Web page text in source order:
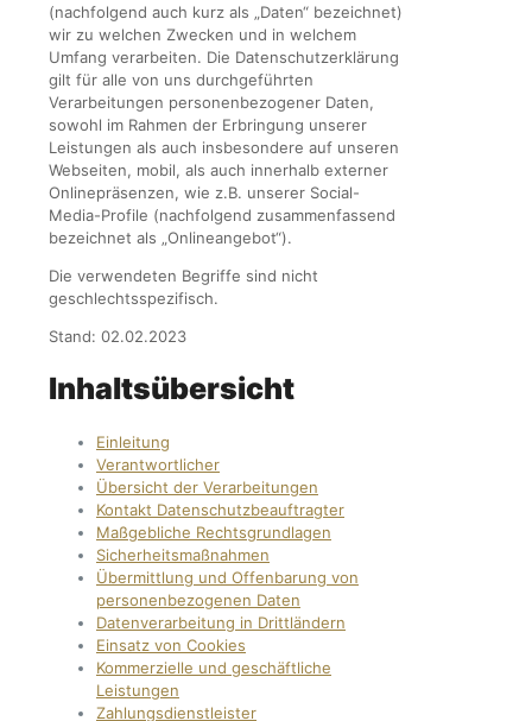
(nachfolgend auch kurz als „Daten“ bezeichnet)
wir zu welchen Zwecken und in welchem
Umfang verarbeiten. Die Datenschutzerklärung
gilt für alle von uns durchgeführten
Verarbeitungen personenbezogener Daten,
sowohl im Rahmen der Erbringung unserer
Leistungen als auch insbesondere auf unseren
Webseiten, mobil, als auch innerhalb externer
Onlinepräsenzen, wie z.B. unserer Social-
Media-Profile (nachfolgend zusammenfassend
bezeichnet als „Onlineangebot“).
Die verwendeten Begriffe sind nicht
geschlechtsspezifisch.
Stand: 02.02.2023
Inhaltsübersicht
Einleitung
Verantwortlicher
Übersicht der Verarbeitungen
Kontakt Datenschutzbeauftragter
Maßgebliche Rechtsgrundlagen
Sicherheitsmaßnahmen
Übermittlung und Offenbarung von
personenbezogenen Daten
Datenverarbeitung in Drittländern
Einsatz von Cookies
Kommerzielle und geschäftliche
Leistungen
Zahlungsdienstleister